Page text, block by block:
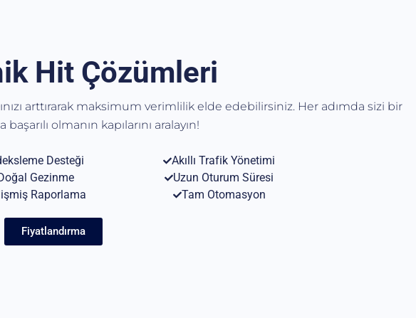
Hit Çözümleri
arttırarak maksimum verimlilik elde edebilirsiniz. Her adımda sizi bir
olmanın kapılarını aralayın!
Desteği
Akıllı Trafik Yönetimi
Gezinme
Uzun Oturum Süresi
Raporlama Tam Otomasyon
Fiyatlandırma